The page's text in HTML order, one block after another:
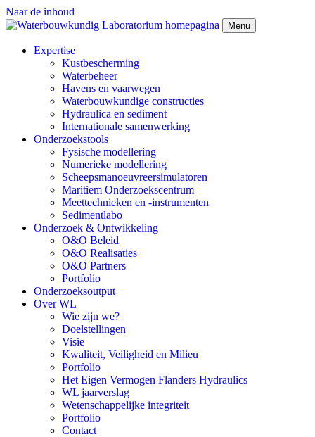
Naar de inhoud
Menu
Expertise
Kustbescherming
Waterbeheer
Havens en vaarwegen
Waterbouwkundige constructies
Hydraulica en sediment
Internationale samenwerking
Onderzoekstools
Fysische modellering
Numerieke modellering
Scheepsmanoeuvreersimulatoren
Maritiem Onderzoekscentrum
Meettechnieken en -instrumenten
Sedimentlabo
Onderzoek & Ontwikkeling
O&O Beleid
O&O Realisaties
O&O Partners
Portfolio
Onderzoeksoutput
Over WL
Wie zijn we?
Doelstellingen
Visie
Kwaliteit, Veiligheid en Milieu
Portfolio
Het Eigen Vermogen Flanders Hydraulics
WL jaarverslag
Wetenschappelijke integriteit
Portfolio
Contact